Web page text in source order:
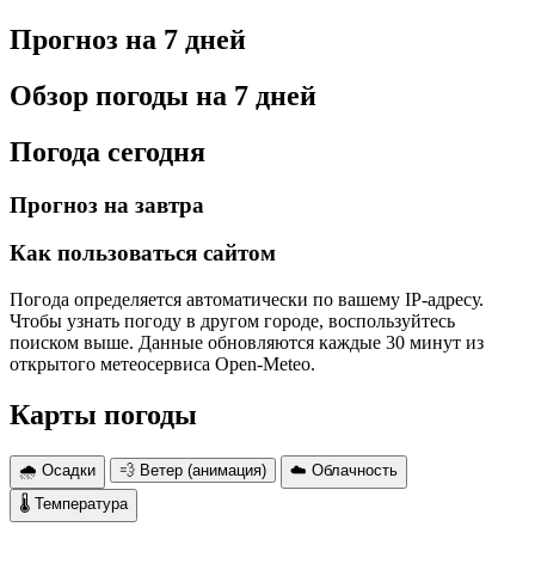
Прогноз на 7 дней
Обзор погоды на 7 дней
Погода сегодня
Прогноз на завтра
Как пользоваться сайтом
Погода определяется автоматически по вашему IP-адресу.
Чтобы узнать погоду в другом городе, воспользуйтесь
поиском выше. Данные обновляются каждые 30 минут из
открытого метеосервиса Open-Meteo.
Карты погоды
🌧 Осадки 💨 Ветер (анимация)
☁️ Облачность
🌡 Температура